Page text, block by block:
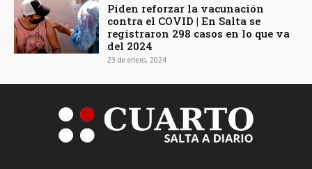
Piden reforzar la vacunación
contra el COVID | En Salta se
registraron 298 casos en lo que va
del 2024
23 de enero, 2024